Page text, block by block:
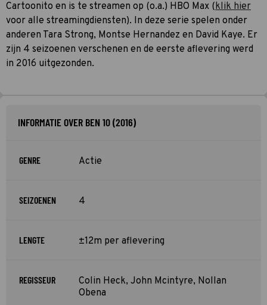
Cartoonito en is te streamen op (o.a.) HBO Max (klik hier
voor alle streamingdiensten). In deze serie spelen onder
anderen Tara Strong, Montse Hernandez en David Kaye. Er
zijn 4 seizoenen verschenen en de eerste aflevering werd
in 2016 uitgezonden.
INFORMATIE OVER BEN 10 (2016)
GENRE Actie
SEIZOENEN 4
LENGTE ±12m per aflevering
REGISSEUR
Colin Heck, John Mcintyre, Nollan
Obena